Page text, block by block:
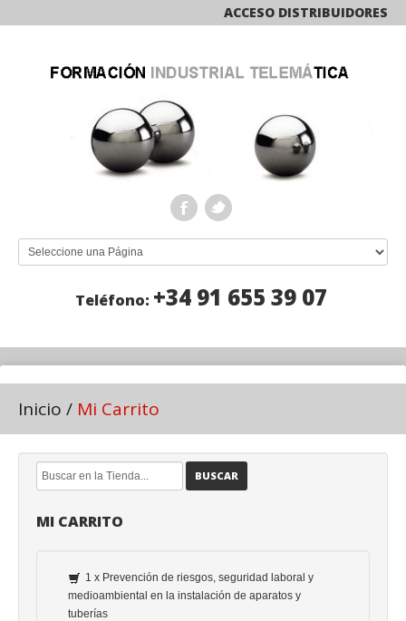
ACCESO DISTRIBUIDORES
Teléfono: +34 91 655 39 07
Inicio / Mi Carrito
BUSCAR
MI CARRITO
1 x Prevención de riesgos, seguridad laboral y
medioambiental en la instalación de aparatos y
tuberías